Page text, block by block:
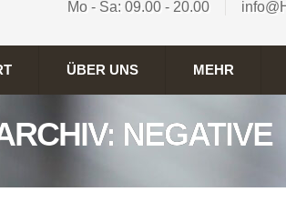
Mo - Sa: 09.00 - 20.00
ÜBER UNS MEHR
NEGATIVE